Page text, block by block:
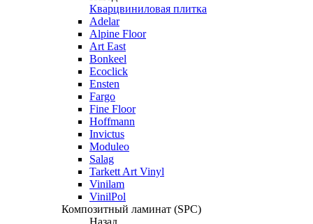
Кварцвиниловая плитка
Adelar
Alpine Floor
Art East
Bonkeel
Ecoclick
Ensten
Fargo
Fine Floor
Hoffmann
Invictus
Moduleo
Salag
Tarkett Art Vinyl
Vinilam
VinilPol
Композитный ламинат (SPC)
Назад